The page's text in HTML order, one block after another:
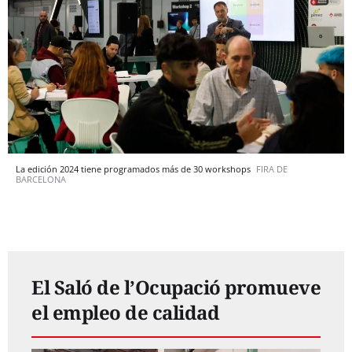
La edición 2024 tiene programados más de 30 workshops FIRA DE
BARCELONA
ElSaló de l’Ocupaciópromueve
el empleo de calidad